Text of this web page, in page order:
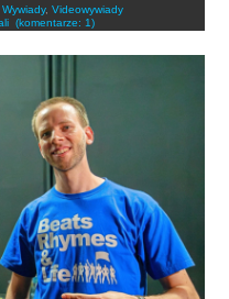
Wywiady, Videowywiady
(komentarze: 1)